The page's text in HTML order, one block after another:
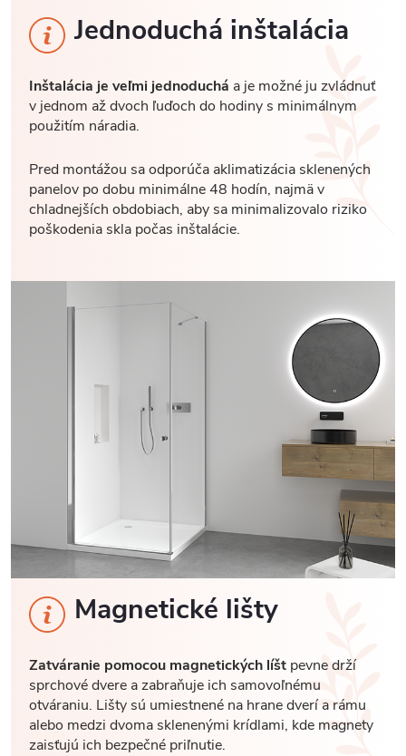
Jednoduchá inštalácia
Inštalácia je veľmi jednoduchá a je možné ju zvládnuť
v jednom až dvoch ľuďoch do hodiny s minimálnym
použitím náradia.
Pred montážou sa odporúča aklimatizácia sklenených
panelov po dobu minimálne 48 hodín, najmä v
chladnejších obdobiach, aby sa minimalizovalo riziko
poškodenia skla počas inštalácie.
Magnetické lišty
Zatváranie pomocou magnetických líšt pevne drží
sprchové dvere a zabraňuje ich samovoľnému
otváraniu. Lišty sú umiestnené na hrane dverí a rámu
alebo medzi dvoma sklenenými krídlami, kde magnety
zaisťujú ich bezpečné priľnutie.